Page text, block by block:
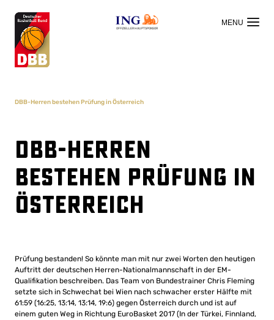
OFFIZIELLER HAUPTSPONSOR
DBB-Herren bestehen Prüfung in Österreich
DBB-Herren
bestehen Prüfung in
Österreich
Prüfung bestanden! So könnte man mit nur zwei Worten den heutigen
Auftritt der deutschen Herren-Nationalmannschaft in der EM-
Qualifikation beschreiben. Das Team von Bundestrainer Chris Fleming
setzte sich in Schwechat bei Wien nach schwacher erster Hälfte mit
61:59 (16:25, 13:14, 13:14, 19:6) gegen Österreich durch und ist auf
einem guten Weg in Richtung EuroBasket 2017 (In der Türkei, Finnland,